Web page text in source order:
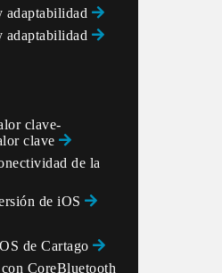
the final value
adaptabilidad
adaptabilidad
clave-
clave
de la
de iOS
de Cartago
CoreBluetooth